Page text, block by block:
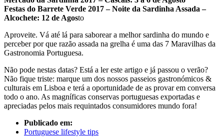
Festas do Barrete Verde 2017 – Noite da Sardinha Assada –
Alcochete: 12 de Agosto
Aproveite. Vá até lá para saborear a melhor sardinha do mundo e
perceber por que razão assada na grelha é uma das 7 Maravilhas da
Gastronomia Portuguesa.
Não pode nestas datas? Está a ler este artigo e já passou o verão?
Não fique triste: marque um dos nossos passeios gastronómicos &
culturais em Lisboa e terá a oportunidade de as provar em conversa
todo o ano. As magníficas conservas portuguesas exportadas e
apreciadas pelos mais requintados consumidores mundo fora!
Publicado em:
Portuguese lifestyle tips